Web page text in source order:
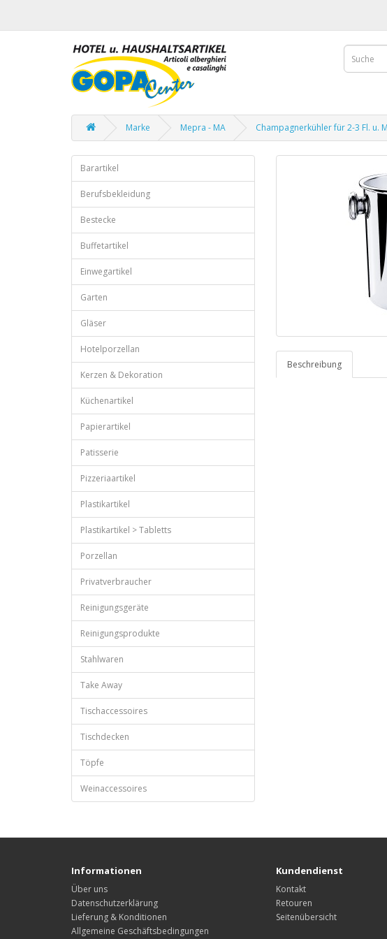
Marke Mepra - MA Champagnerkühler für 2-3 Fl. u.
Barartikel
Berufsbekleidung
Bestecke
Buffetartikel
Einwegartikel
Garten
Gläser
Hotelporzellan
Kerzen & Dekoration
Küchenartikel
Papierartikel
Patisserie
Pizzeriaartikel
Plastikartikel
Plastikartikel > Tabletts
Porzellan
Privatverbraucher
Reinigungsgeräte
Reinigungsprodukte
Stahlwaren
Take Away
Tischaccessoires
Tischdecken
Töpfe
Weinaccessoires
Beschreibung
Informationen
Über uns
Datenschutzerklärung
Lieferung & Konditionen
Allgemeine Geschäftsbedingungen
Kundendienst
Kontakt
Retouren
Seitenübersicht